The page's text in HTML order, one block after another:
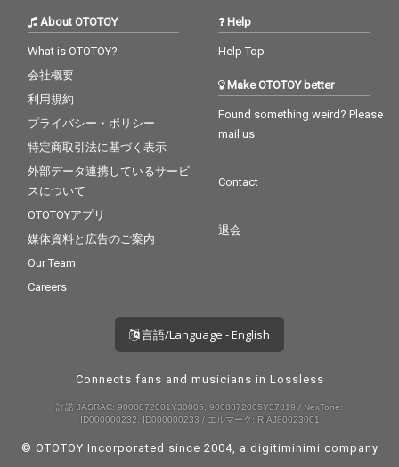
About OTOTOY
What is OTOTOY?
会社概要
利用規約
プライバシー・ポリシー
特定商取引法に基づく表示
外部データ連携しているサービ
スについて
OTOTOYアプリ
媒体資料と広告のご案内
Our Team
Careers
Help
Help Top
Make OTOTOY better
Found something weird? Please
mail us
Contact
退会
言語/Language - English
Connects fans and musicians in Lossless
許諾 JASRAC: 9008872001Y30005, 9008872005Y37019 / NexTone:
ID000000232, ID000000233 / エルマーク: RIAJ80023001
© OTOTOY Incorporated since 2004, a digitiminimi company